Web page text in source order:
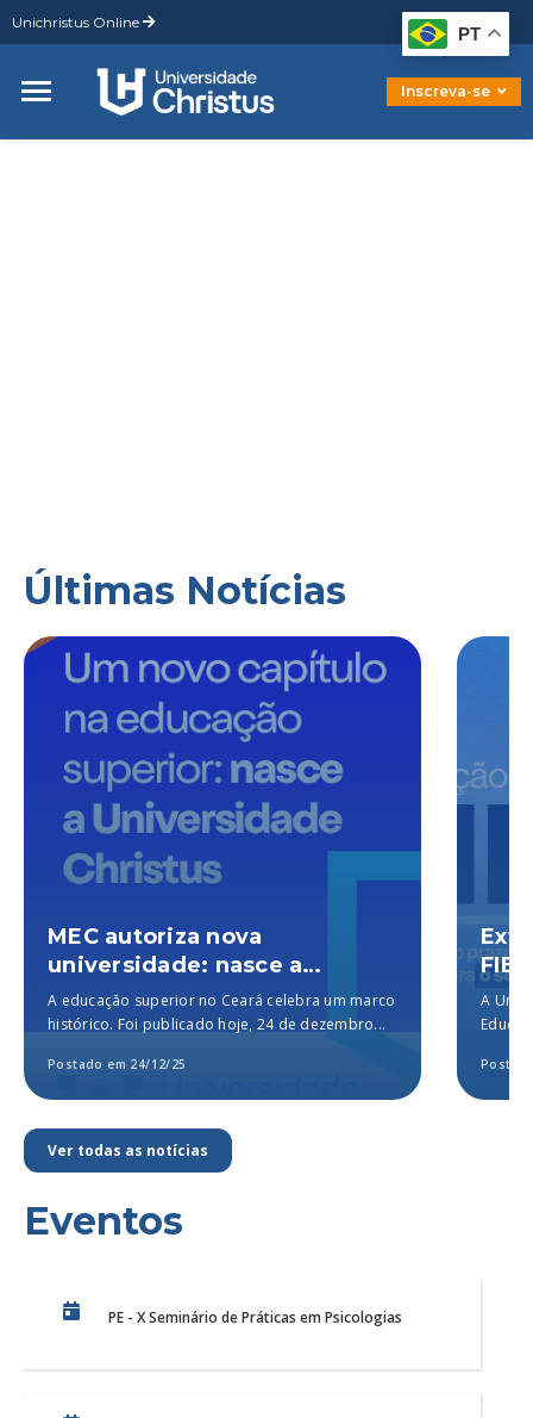
Unichristus Online
Inscreva-se
Graduação
Pós-Graduação
Mestrado
Doutorado
Últimas Notícias
MEC autoriza nova
universidade: nasce a
Universidade Christus, a
melhor particular do Brasil,
A educação superior no Ceará celebra um marco
histórico. Foi publicado hoje, 24 de dezembro...
Postado em 24/12/25
FIES
A
Ver todas as notícias
Eventos
PE - X Seminário de Práticas em Psicologias
PT